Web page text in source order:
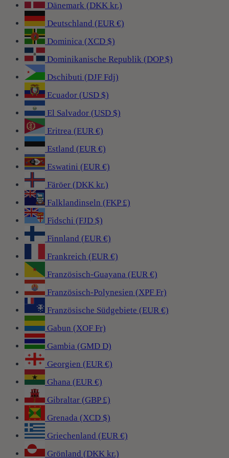
Dänemark (DKK kr.)
Deutschland (EUR €)
Dominica (XCD $)
Dominikanische Republik (DOP $)
Dschibuti (DJF Fdj)
Ecuador (USD $)
El Salvador (USD $)
Eritrea (EUR €)
Estland (EUR €)
Eswatini (EUR €)
Färöer (DKK kr.)
Falklandinseln (FKP £)
Fidschi (FJD $)
Finnland (EUR €)
Frankreich (EUR €)
Französisch-Guayana (EUR €)
Französisch-Polynesien (XPF Fr)
Französische Südgebiete (EUR €)
Gabun (XOF Fr)
Gambia (GMD D)
Georgien (EUR €)
Ghana (EUR €)
Gibraltar (GBP £)
Grenada (XCD $)
Griechenland (EUR €)
Grönland (DKK kr.)